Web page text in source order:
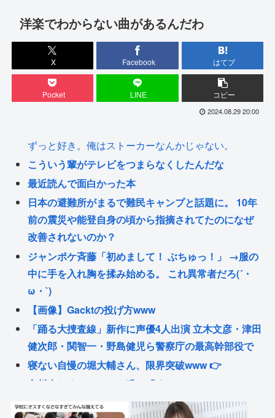
洋楽でわからない曲があるんだわ
X Facebook はてブ
Pocket LINE コピー
2024.08.29 20:00
ずっと好き。俺はストーカーなんかじゃない。
こういう輩がテレビをつまらなくしたんだな
最近読んで面白かった本
日本の避難所がまるで難民キャンプと話題に。 10年
前の震災や能登自身の頃から指摘されてたのになぜ
改善されないのか？
ジャンポケ斉藤「初めまして！ ぶちゅっ！」 →服の
中に手を入れ胸を揉み始める。 これ異常者だろ(´・
ω・`)
【画像】Gacktの投げ方www
「踊る大捜査線」新作に声優4人出演 立木文彦・津田
健次郎・関智一・野島健児ら警察庁の最高幹部役で
寝ない自慢の堀大輔さん、限界突破www 👉
立川志らく、ひろゆき氏の「すべてのジャンルはマ
ニアがつぶす」に完全同意「そういう連中が落語を